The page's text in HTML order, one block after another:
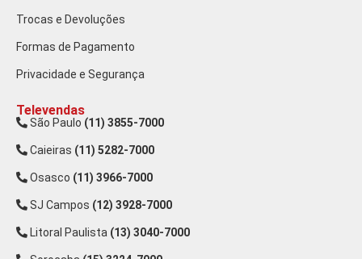
Trocas e Devoluções
Formas de Pagamento
Privacidade e Segurança
Televendas
São Paulo (11) 3855-7000
Caieiras (11) 5282-7000
Osasco (11) 3966-7000
SJ Campos (12) 3928-7000
Litoral Paulista (13) 3040-7000